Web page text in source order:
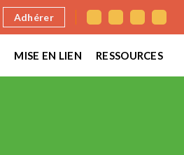
Adhérer
MISE EN LIEN RESSOURCES